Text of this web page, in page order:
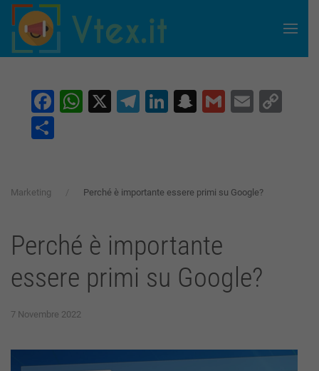
Skip to main content
Facebook
WhatsApp
X Telegram
LinkedIn
Snapchat
GmailEmail
Marketing Perché è importante essere primi su Google?
Perché è importante
essere primi su Google?
7 Novembre 2022